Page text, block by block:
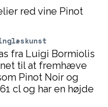
fra Luigi Bormiolis
til at fremhæve
Pinot Noir og
cl og har en højde